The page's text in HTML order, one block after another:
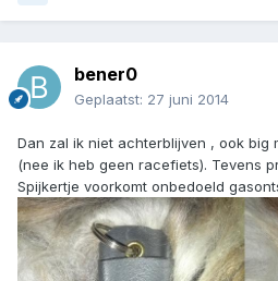
bener0
Geplaatst: 27 juni 2014
Dan zal ik niet achterblijven , ook big
(nee ik heb geen racefiets). Tevens
Spijkertje voorkomt onbedoeld